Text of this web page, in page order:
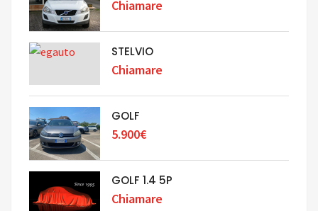
Chiamare
STELVIO
Chiamare
GOLF
5.900€
GOLF 1.4 5P
Chiamare